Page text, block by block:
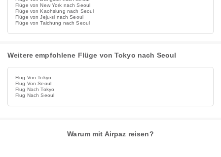
Flüge von New York nach Seoul
Flüge von Kaohsiung nach Seoul
Flüge von Jeju-si nach Seoul
Flüge von Taichung nach Seoul
Weitere empfohlene Flüge von Tokyo nach Seoul
Flug Von Tokyo
Flug Von Seoul
Flug Nach Tokyo
Flug Nach Seoul
Warum mit Airpaz reisen?